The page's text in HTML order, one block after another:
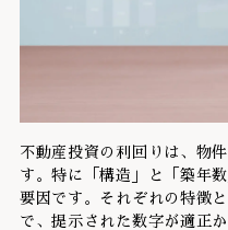
不動産投資の利回りは、物
す。特に「構造」と「築年
要因です。それぞれの特徴
で、提示された数字が適正